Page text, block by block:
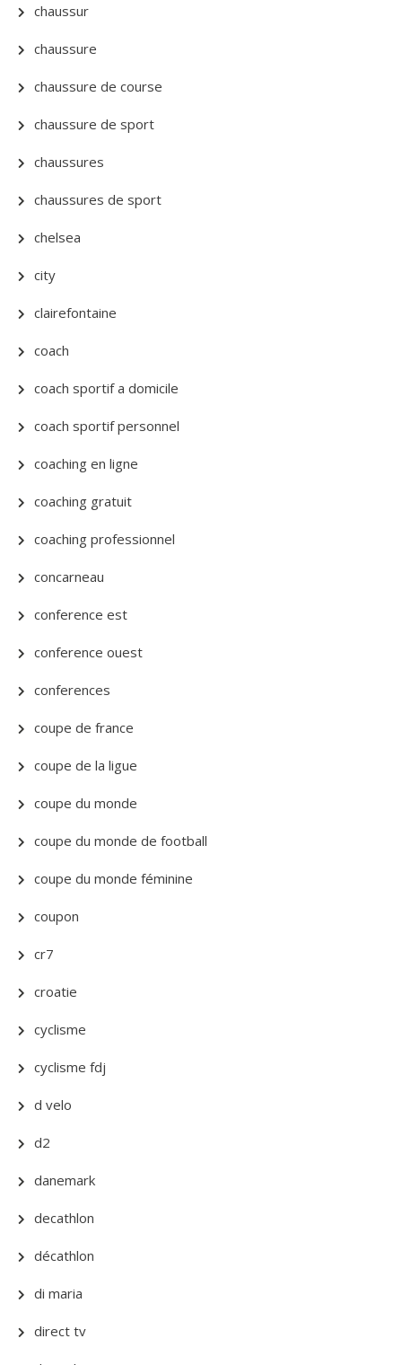
chaussur
chaussure
chaussure de course
chaussure de sport
chaussures
chaussures de sport
chelsea
city
clairefontaine
coach
coach sportif a domicile
coach sportif personnel
coaching en ligne
coaching gratuit
coaching professionnel
concarneau
conference est
conference ouest
conferences
coupe de france
coupe de la ligue
coupe du monde
coupe du monde de football
coupe du monde féminine
coupon
cr7
croatie
cyclisme
cyclisme fdj
d velo
d2
danemark
decathlon
décathlon
di maria
direct tv